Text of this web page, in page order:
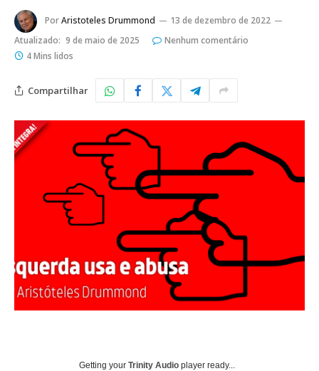
PorAristoteles Drummond
13 de dezembro de 2022
Atualizado: 9 de maio de 2025
Nenhum comentário
4 Mins lidos
Compartilhar
Getting your Trinity Audio player ready...